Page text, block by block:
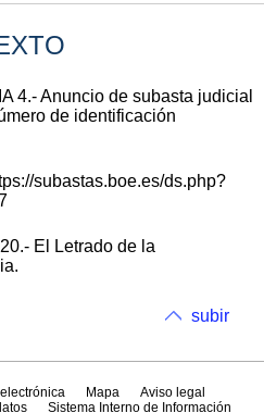
4.- Anuncio de subasta judicial
de identificación
subastas.boe.es/ds.php?
El Letrado de la
subir
Mapa
Aviso legal
Sistema Interno de Información